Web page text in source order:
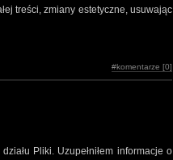
treści, zmiany estetyczne, usuwając
#komentarze [0]
Pliki. Uzupełniłem informacje o